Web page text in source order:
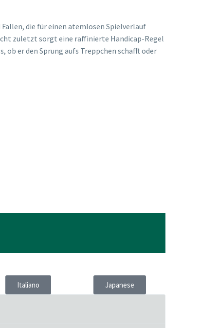
die für einen atemlosen Spielverlauf
zuletzt sorgt eine raffinierte Handicap-Regel
ob er den Sprung aufs Treppchen schafft oder
Italiano Japanese